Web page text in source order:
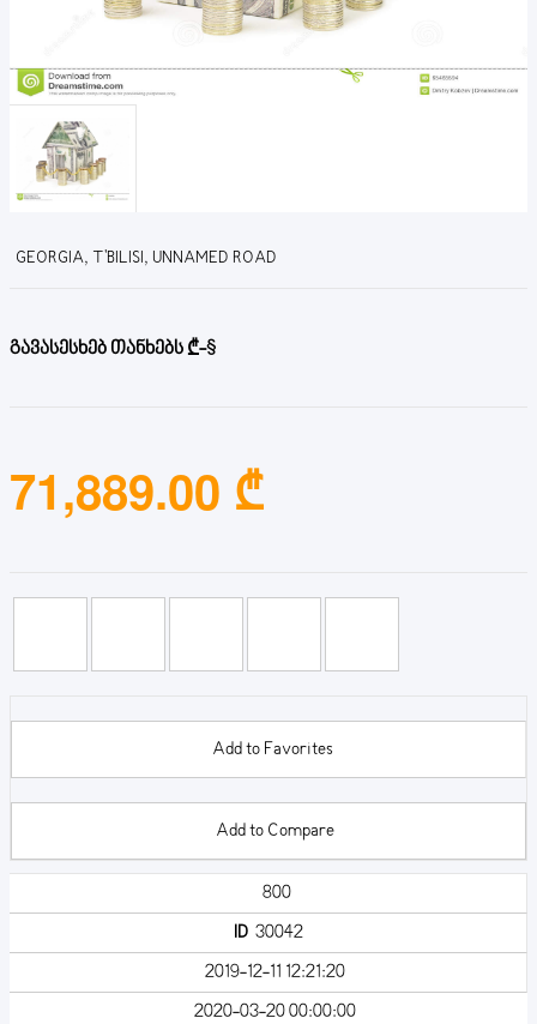
GEORGIA, T'BILISI, UNNAMED ROAD
გავასესხებ თანხებს ₾-$
71,889.00 ₾
Add to Favorites
Add to Compare
800
ID30042
2019-12-11 12:21:20
2020-03-20 00:00:00